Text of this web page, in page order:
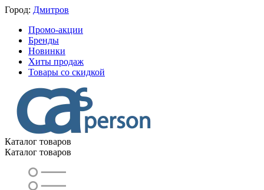
Город: Дмитров
Промо-акции
Бренды
Новинки
Хиты продаж
Товары со скидкой
Каталог товаров
Каталог товаров